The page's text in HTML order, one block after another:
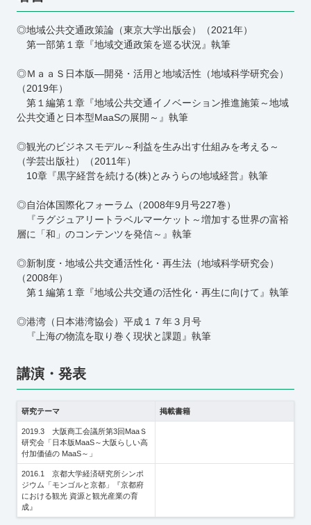
◎地域公共交通政策論（東京大学出版会）（2021年）
第一部第１章『地域交通政策を巡る状況』執筆
◎ＭａａＳ日本版―開発・活用と地域活性（地域科学研究会）
（2019年）
第１編第１章『地域公共交通イノベーション推進施策～地域
公共交通と日本型MaaSの展開～』執筆
◎観光のビジネスモデル～利益を生み出す仕組みを考える～
（学芸出版社）（2011年）
10章『黒字経営を続ける(株)とみうらの地域経営』執筆
◎自治体国際化フォーラム（2008年9月号227巻）
『ラグジュアリートラベルマーケット～増加する世界の富裕
層に「和」のコンテンツを発信～』執筆
◎新制度・地域公共交通活性化・再生法（地域科学研究会）
（2008年）
第１編第１章『地域公共交通の活性化・再生に向けて』執筆
◎港湾（日本港湾協会）平成１７年３月号
『上海の物流を取り巻く現状と課題』執筆
講演・発表
研究テーマ 掲載書籍
2019.3 大阪商工会議所第3回MaaＳ
研究会「日本版MaaS～大阪らしい高
付加価値の MaaS～」
2016.1 京都大学経済研究所シンポ
ジウム「モンゴルと京都」『京都府
における観光 資源と観光産業の育
成』